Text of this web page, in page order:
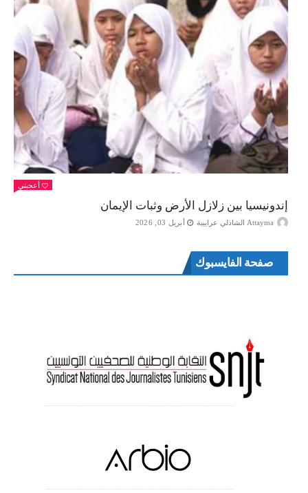
أعجبني
إندونيسيا بين زلازل الأرض وثبات الإيمان
Attayma الشاذلي عرايبية أبريل 03, 2026
صفحة الفايسبوك